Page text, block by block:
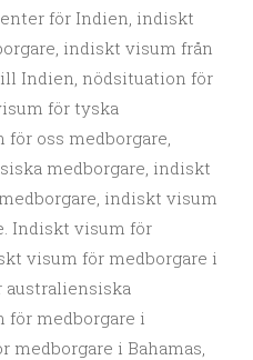
för Indien, indiskt
indiskt visum från
Indien, nödsituation för
för tyska
oss medborgare,
medborgare, indiskt
indiskt visum
Indiskt visum för
visum för medborgare i
för medborgare i
medborgare i Bahamas,